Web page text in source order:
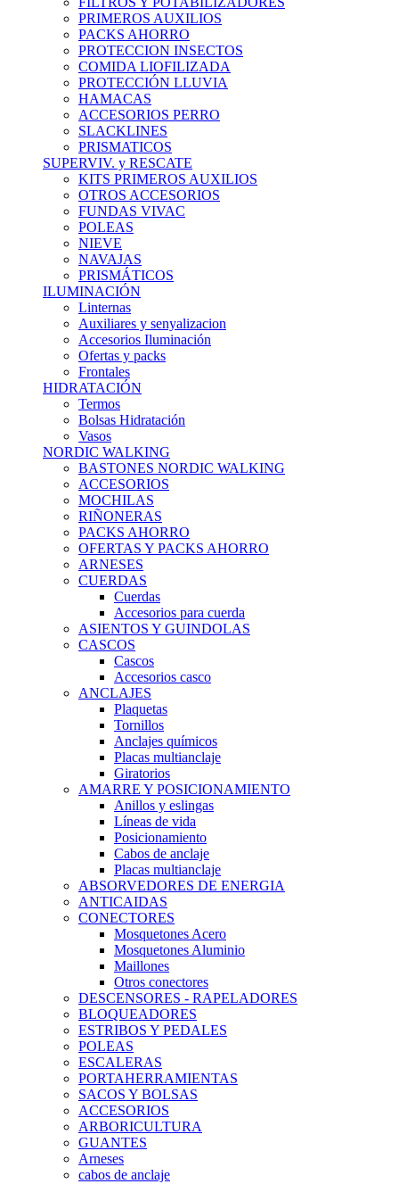
PRIMEROS AUXILIOS
PACKS AHORRO
PROTECCION INSECTOS
COMIDA LIOFILIZADA
PROTECCIÓN LLUVIA
HAMACAS
ACCESORIOS PERRO
SLACKLINES
PRISMATICOS
SUPERVIV. y RESCATE
KITS PRIMEROS AUXILIOS
OTROS ACCESORIOS
FUNDAS VIVAC
POLEAS
NIEVE
NAVAJAS
PRISMÁTICOS
ILUMINACIÓN
Linternas
Auxiliares y senyalizacion
Accesorios Iluminación
Ofertas y packs
Frontales
HIDRATACIÓN
Termos
Bolsas Hidratación
Vasos
NORDIC WALKING
BASTONES NORDIC WALKING
ACCESORIOS
MOCHILAS
RIÑONERAS
PACKS AHORRO
OFERTAS Y PACKS AHORRO
ARNESES
CUERDAS
Cuerdas
Accesorios para cuerda
ASIENTOS Y GUINDOLAS
CASCOS
Cascos
Accesorios casco
ANCLAJES
Plaquetas
Tornillos
Anclajes químicos
Placas multianclaje
Giratorios
AMARRE Y POSICIONAMIENTO
Anillos y eslingas
Líneas de vida
Posicionamiento
Cabos de anclaje
Placas multianclaje
ABSORVEDORES DE ENERGIA
ANTICAIDAS
CONECTORES
Mosquetones Acero
Mosquetones Aluminio
Maillones
Otros conectores
DESCENSORES - RAPELADORES
BLOQUEADORES
ESTRIBOS Y PEDALES
POLEAS
ESCALERAS
PORTAHERRAMIENTAS
SACOS Y BOLSAS
ACCESORIOS
ARBORICULTURA
GUANTES
Arneses
cabos de anclaje